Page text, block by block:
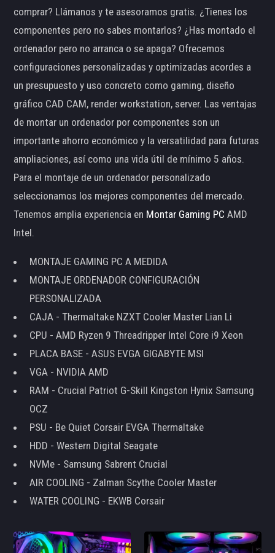
comprar? Llámanos y te asesoramos gratis. ¿Tienes los
componentes pero no sabes montarlos? ¿Has montado el
ordenador pero no arranca o se apaga? Ofrecemos
configuraciones personalizadas y optimizadas acordes a
un presupuesto y uso concreto como gaming, diseño
gráfico CAD CAM, render workstation, server. Las ventajas
de montar un ordenador por componentes son un
importante ahorro económico y la versatilidad para futuras
ampliaciones, así como una vida útil de mínimo 5 años.
Para el montaje de un ordenador personalizado
seleccionamos los mejores componentes del mercado.
Tenemos amplia experiencia en Montar Gaming PC AMD
Intel.
MONTAJE GAMING PC A MEDIDA
MONTAJE ORDENADOR CONFIGURACIÓN
PERSONALIZADA
CAJA - Thermaltake NZXT Cooler Master Lian Li
CPU - AMD Ryzen 9 Threadripper Intel Core i9 Xeon
PLACA BASE - ASUS EVGA GIGABYTE MSI
VGA - NVIDIA AMD
RAM - Crucial Patriot G-Skill Kingston Hynix Samsung
OCZ
PSU - Be Quiet Corsair EVGA Thermaltake
HDD - Western Digital Seagate
NVMe - Samsung Sabrent Crucial
AIR COOLING - Zalman Scythe Cooler Master
WATER COOLING - EKWB Corsair